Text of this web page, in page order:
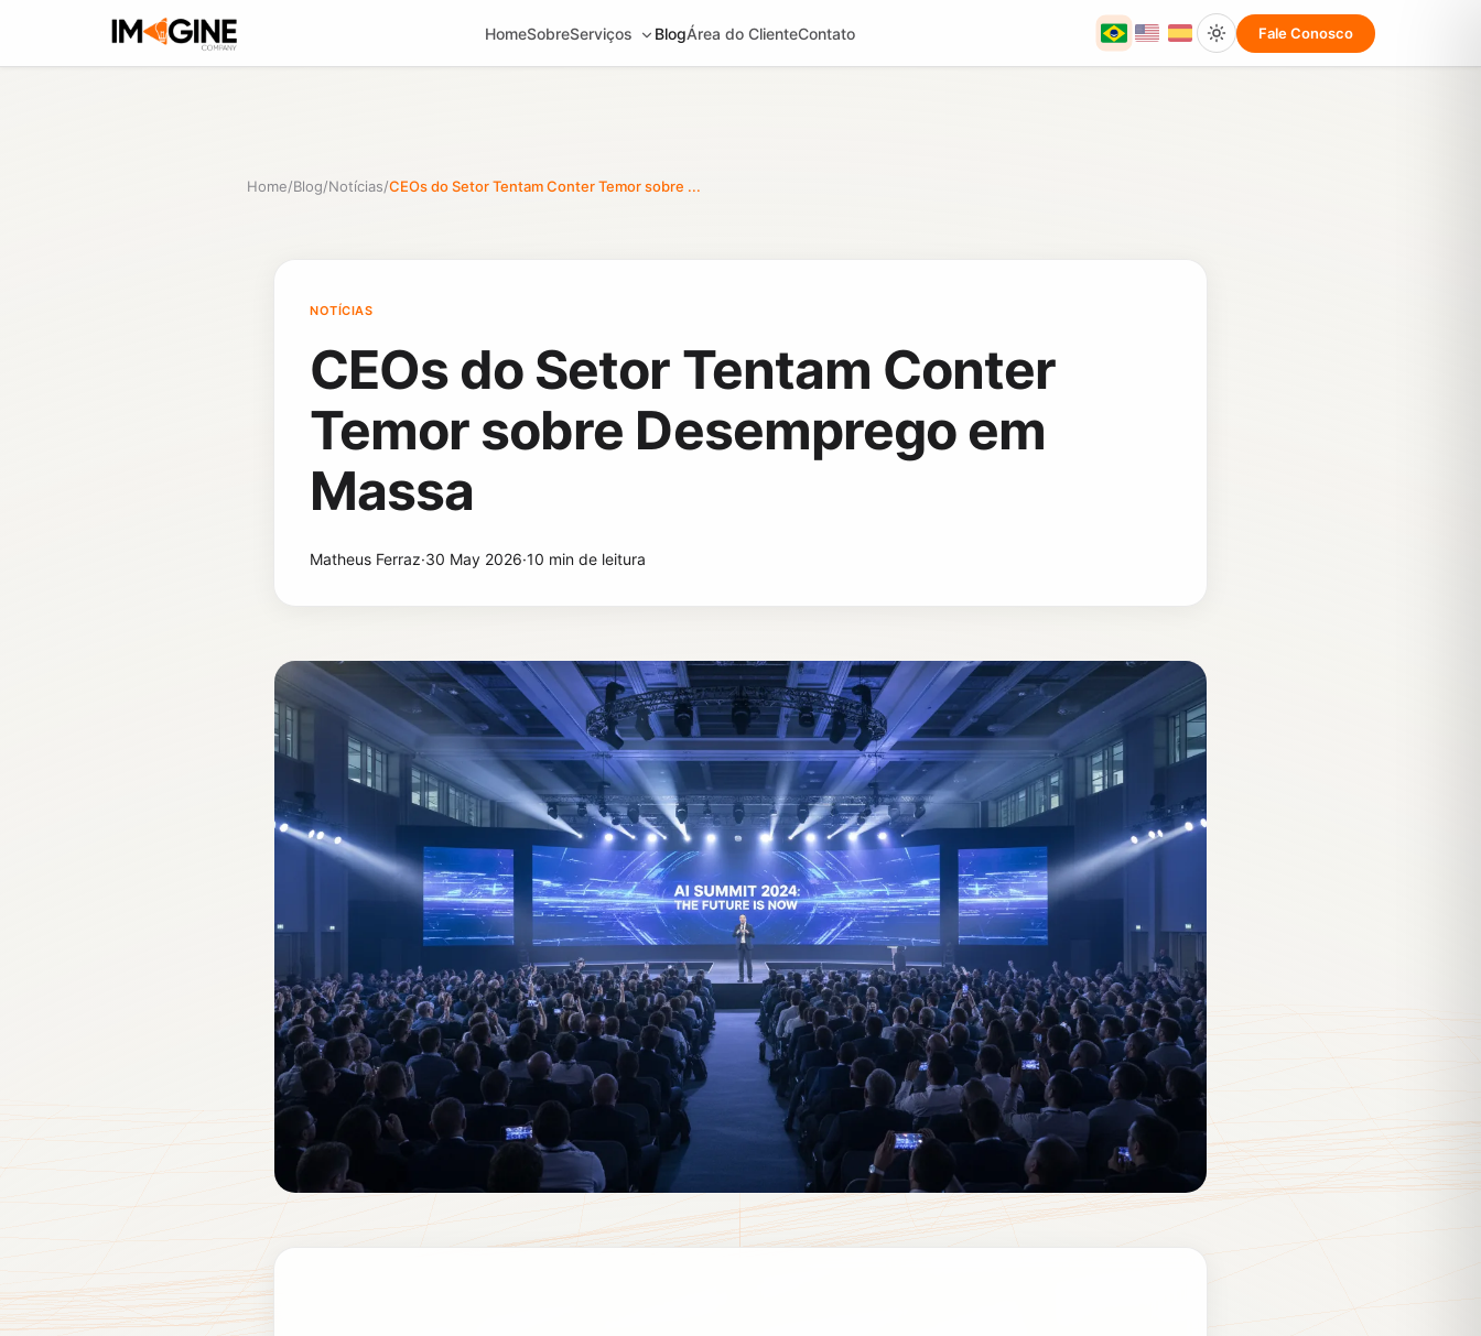
HomeSobreServiços BlogÁrea do ClienteContato Fale Conosco
Home/Blog/Notícias/CEOs do Setor Tentam Conter Temor sobre ...
NOTÍCIAS
CEOs do Setor Tentam Conter
Temor sobre Desemprego em
Massa
Matheus Ferraz·30 May 2026·10 min de leitura